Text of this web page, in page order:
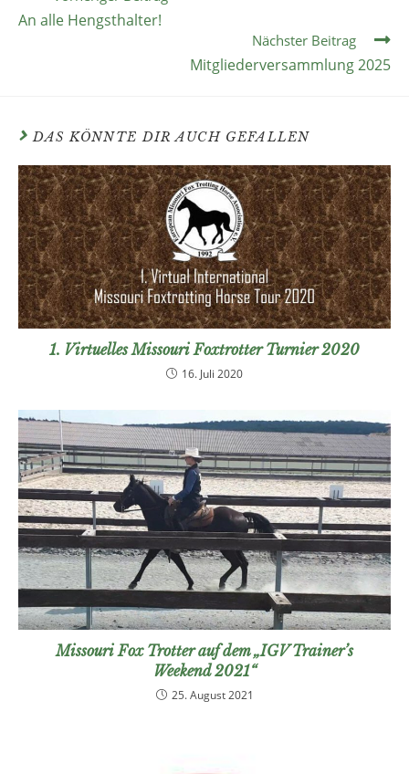
An alle Hengsthalter!
Nächster Beitrag
Mitgliederversammlung 2025
DAS KÖNNTE DIR AUCH GEFALLEN
1. Virtuelles Missouri Foxtrotter Turnier 2020
16. Juli 2020
Missouri Fox Trotter auf dem „IGV Trainer’s
Weekend 2021“
25. August 2021